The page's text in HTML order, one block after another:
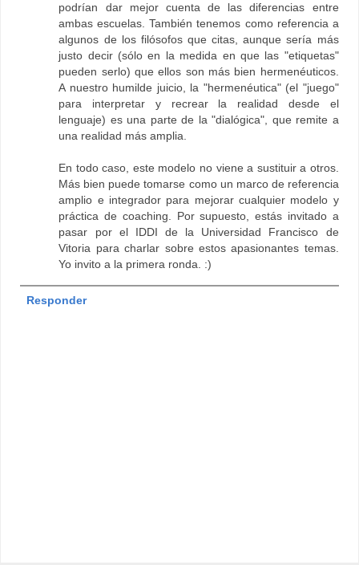
podrían dar mejor cuenta de las diferencias entre
ambas escuelas. También tenemos como referencia a
algunos de los filósofos que citas, aunque sería más
justo decir (sólo en la medida en que las "etiquetas"
pueden serlo) que ellos son más bien hermenéuticos.
A nuestro humilde juicio, la "hermenéutica" (el "juego"
para interpretar y recrear la realidad desde el
lenguaje) es una parte de la "dialógica", que remite a
una realidad más amplia.
En todo caso, este modelo no viene a sustituir a otros.
Más bien puede tomarse como un marco de referencia
amplio e integrador para mejorar cualquier modelo y
práctica de coaching. Por supuesto, estás invitado a
pasar por el IDDI de la Universidad Francisco de
Vitoria para charlar sobre estos apasionantes temas.
Yo invito a la primera ronda. :)
Responder